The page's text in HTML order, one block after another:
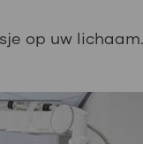
op uw